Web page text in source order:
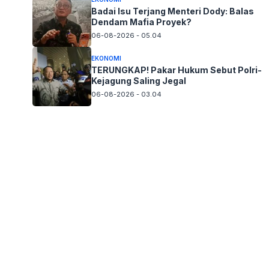
Badai Isu Terjang Menteri Dody: Balas
Dendam Mafia Proyek?
06-08-2026 - 05.04
EKONOMI
TERUNGKAP! Pakar Hukum Sebut Polri-
Kejagung Saling Jegal
06-08-2026 - 03.04